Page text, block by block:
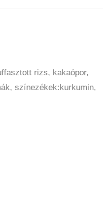
rizs, kakaópor,
színezékek:kurkumin,